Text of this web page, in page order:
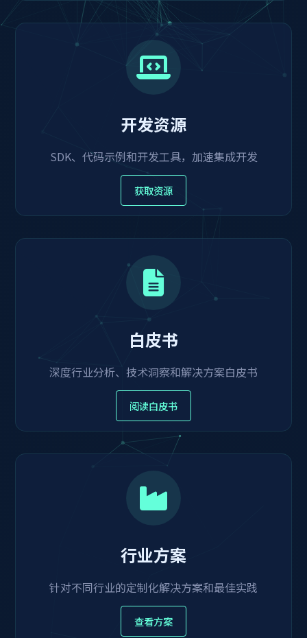
开发资源
SDK、代码示例和开发工具，加速集成开发
获取资源
白皮书
深度行业分析、技术洞察和解决方案白皮书
阅读白皮书
行业方案
针对不同行业的定制化解决方案和最佳实践
查看方案